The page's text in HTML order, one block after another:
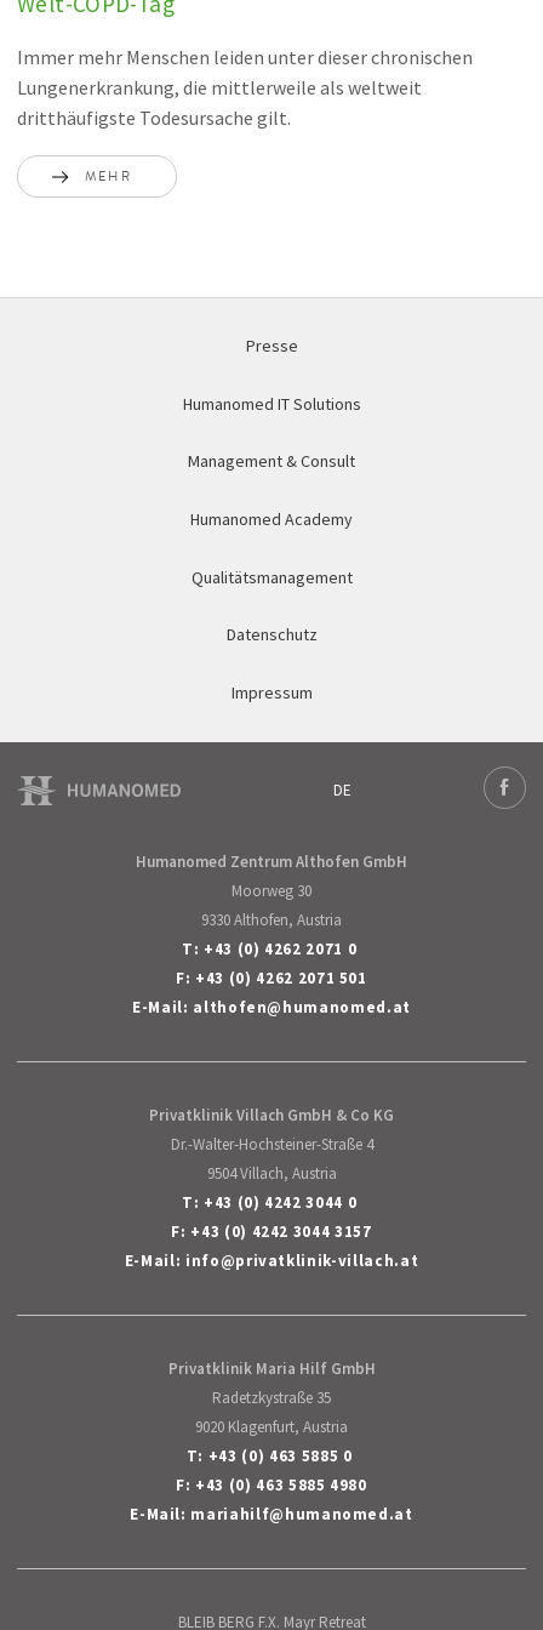
Immer mehr Menschen leiden unter dieser chronischen
Lungenerkrankung, die mittlerweile als weltweit
dritthäufigste Todesursache gilt.
MEHR
Presse
Humanomed IT Solutions
Management & Consult
Humanomed Academy
Qualitätsmanagement
Datenschutz
Impressum
DE
Deutsch
Humanomed Zentrum Althofen GmbH
Moorweg 30
9330 Althofen, Austria
T: +43 (0) 4262 2071 0
F: +43 (0) 4262 2071 501
E-Mail: althofen@humanomed.at
Privatklinik Villach GmbH & Co KG
Dr.-Walter-Hochsteiner-Straße 4
9504 Villach, Austria
T: +43 (0) 4242 3044 0
F: +43 (0) 4242 3044 3157
E-Mail: info@privatklinik-villach.at
Privatklinik Maria Hilf GmbH
Radetzkystraße 35
9020 Klagenfurt, Austria
T: +43 (0) 463 5885 0
F: +43 (0) 463 5885 4980
E-Mail: mariahilf@humanomed.at
BLEIB BERG F.X. Mayr Retreat